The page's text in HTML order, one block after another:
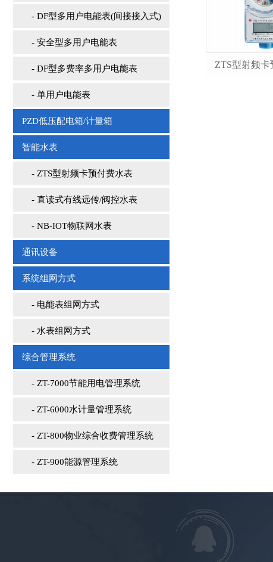
- DF型多用户电能表(间接接入式)
- 安全型多用户电能表
- DF型多费率多用户电能表
- 单用户电能表
PZD低压配电箱/计量箱
智能水表
- ZTS型射频卡预付费水表
- 直读式有线远传/阀控水表
- NB-IOT物联网水表
通讯设备
系统组网方式
- 电能表组网方式
- 水表组网方式
综合管理系统
- ZT-7000节能用电管理系统
- ZT-6000水计量管理系统
- ZT-800物业综合收费管理系统
- ZT-900能源管理系统
ZTS型射频卡